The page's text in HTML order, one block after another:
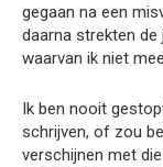
gegaan na een
daarna strekten
waarvan ik niet
Ik ben nooit
schrijven, of zou
verschijnen met